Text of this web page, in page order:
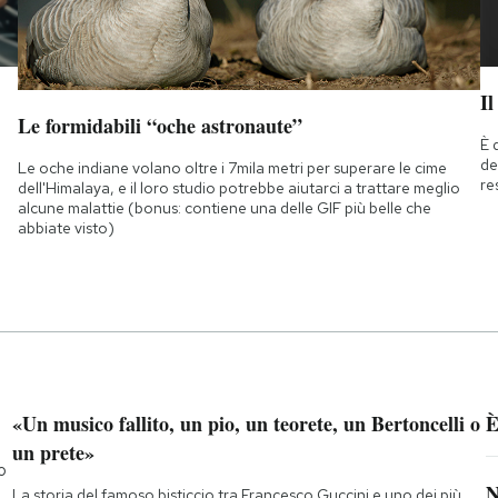
Le formidabili “oche astronaute”
Le oche indiane volano oltre i 7mila metri per superare le cime
dell'Himalaya, e il loro studio potrebbe aiutarci a trattare meglio
alcune malattie (bonus: contiene una delle GIF più belle che
abbiate visto)
Il
È
«Un musico fallito, un pio, un teorete, un Bertoncelli o
un prete»